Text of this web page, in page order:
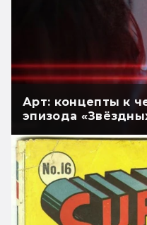
Арт: концепты к
эпизода